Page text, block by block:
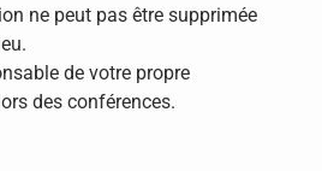
ne peut pas être supprimée
de votre propre
des conférences.